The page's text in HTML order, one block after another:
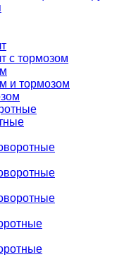
с тормозом
и тормозом